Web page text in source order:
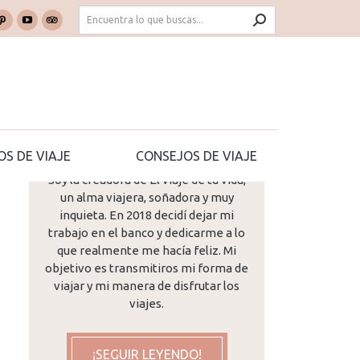
Pinterest
window
YouTube
window
TripAdvisor
window
DE VIAJE CONSEJOS DE VIAJE
¡Hola! Me llamo Mª José...
Soy la creadora de El viaje de tu vida,
un alma viajera, soñadora y muy
inquieta. En 2018 decidí dejar mi
trabajo en el banco y dedicarme a lo
que realmente me hacía feliz. Mi
objetivo es transmitiros mi forma de
viajar y mi manera de disfrutar los
viajes.
¡SEGUIR LEYENDO!